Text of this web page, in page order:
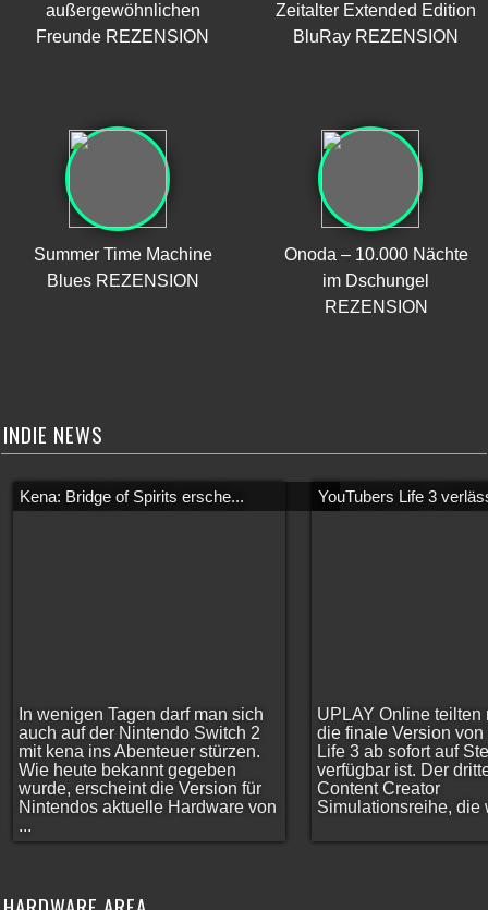
außergewöhnlichen
Freunde REZENSION
Zeitalter Extended Edition
BluRay REZENSION
Summer Time Machine
Blues REZENSION
Onoda – 10.000 Nächte
im Dschungel
REZENSION
INDIE NEWS
Kena: Bridge of Spirits ersche...
In wenigen Tagen darf man sich
auch auf der Nintendo Switch 2
mit kena ins Abenteuer stürzen.
Wie heute bekannt gegeben
wurde, erscheint die Version für
Nintendos aktuelle Hardware von
...
YouTubers Life 3
UPLAY Online teilten
die finale Version von
Life 3 ab sofort auf
verfügbar ist. Der
Content Creator
Simulationsreihe, die